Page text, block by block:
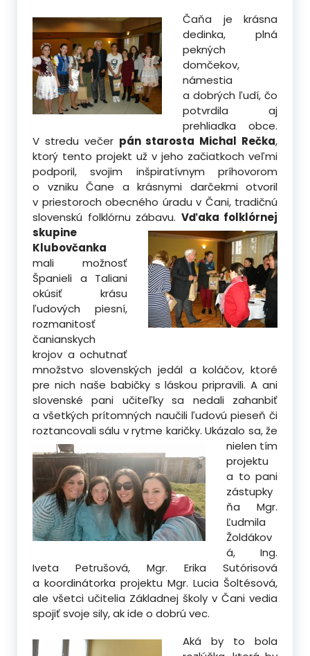
Čaňa je krásna
dedinka, plná
pekných
domčekov,
námestia
a dobrých ľudí, čo
potvrdila aj
prehliadka obce.
V stredu večer pán starosta Michal Rečka,
ktorý tento projekt už v jeho začiatkoch veľmi
podporil, svojim inšpiratívnym príhovorom
o vzniku Čane a krásnymi darčekmi otvoril
v priestoroch obecného úradu v Čani, tradičnú
slovenskú folklórnu zábavu. Vďaka folklórnej
skupine
Klubovčanka
mali možnosť
Španieli a Taliani
okúsiť krásu
ľudových piesní,
rozmanitosť
čanianskych
krojov a ochutnať
množstvo slovenských jedál a koláčov, ktoré
pre nich naše babičky s láskou pripravili. A ani
slovenské pani učiteľky sa nedali zahanbiť
a všetkých prítomných naučili ľudovú pieseň či
roztancovali sálu v rytme karičky.Ukázalo sa, že
nielen tím
projektu
a to pani
zástupky
ňa Mgr.
Ľudmila
Žoldákov
á, Ing.
Iveta Petrušová, Mgr. Erika Sutórisová
a koordinátorka projektu Mgr. Lucia Šoltésová,
ale všetci učitelia Základnej školy v Čani vedia
spojiť svoje sily, ak ide o dobrú vec.
Aká by to bola